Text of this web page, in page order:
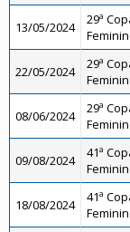
13/05/2024
29ª
22/05/2024
29ª
08/06/2024
29ª
09/08/2024
41ª
18/08/2024
41ª